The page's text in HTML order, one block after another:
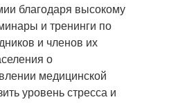
благодаря высокому
и тренинги по
и членов их
о
медицинской
уровень стресса и